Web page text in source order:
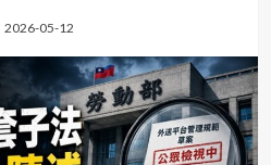
2026-05-12